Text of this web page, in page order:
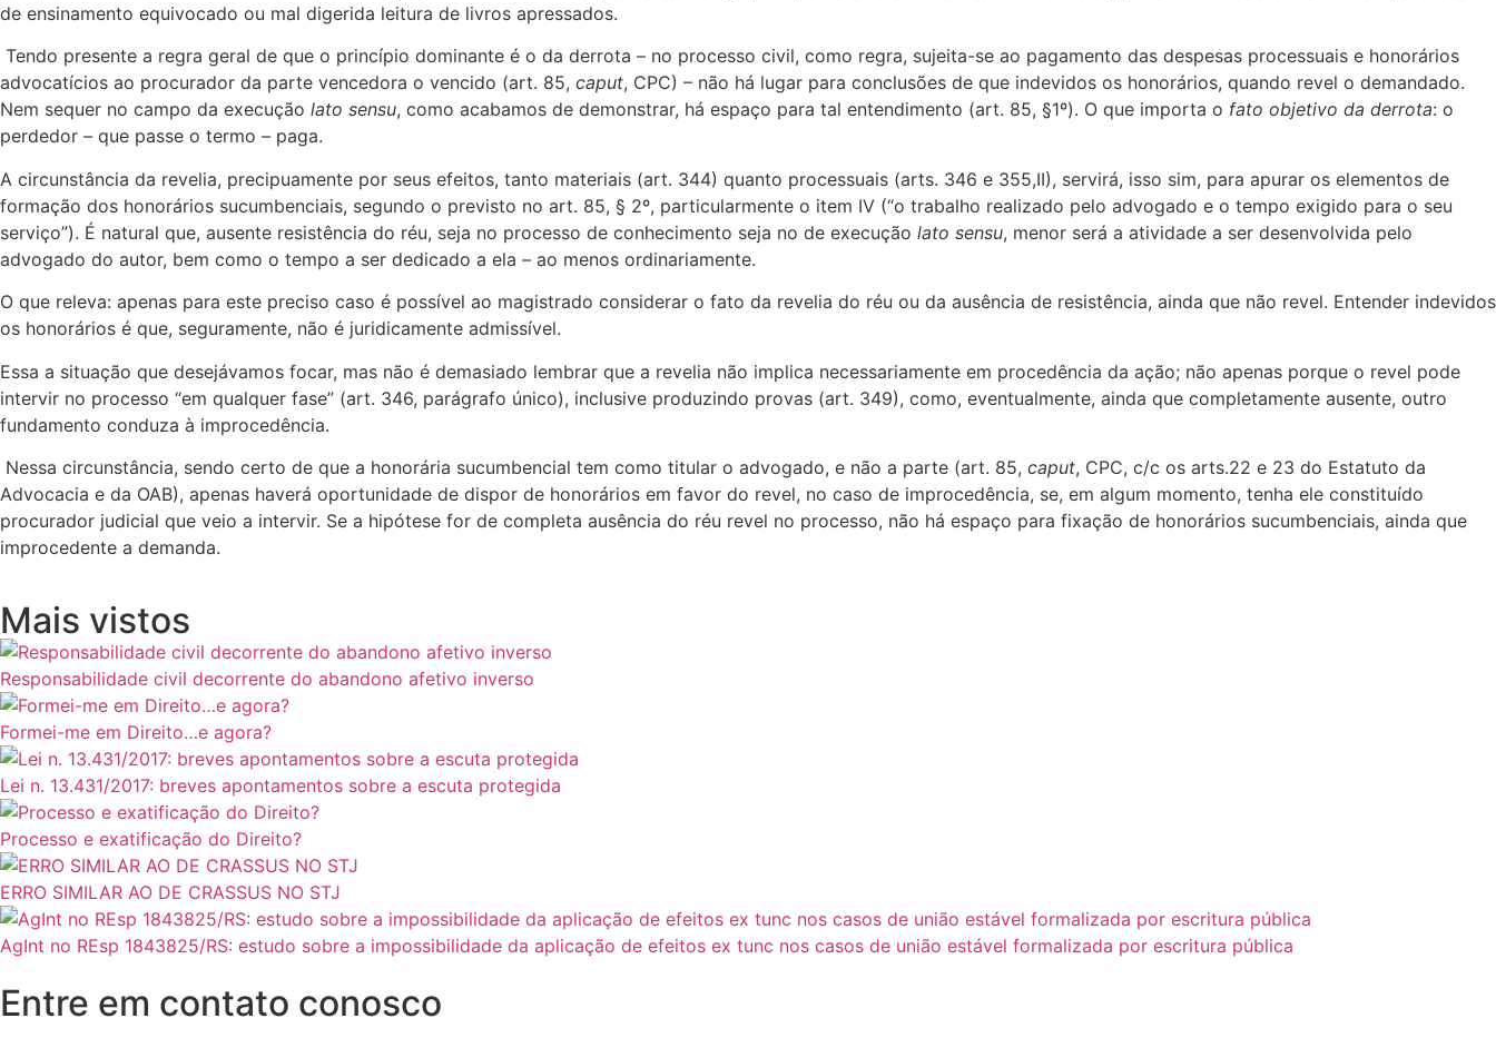
de ensinamento equivocado ou mal digerida leitura de livros apressados.
Tendo presente a regra geral de que o princípio dominante é o da derrota – no processo civil, como regra, sujeita-se ao pagamento das despesas processuais e honorários
advocatícios ao procurador da parte vencedora o vencido (art. 85, caput, CPC) – não há lugar para conclusões de que indevidos os honorários, quando revel o demandado.
Nem sequer no campo da execução lato sensu, como acabamos de demonstrar, há espaço para tal entendimento (art. 85, §1º). O que importa o fato objetivo da derrota: o
perdedor – que passe o termo – paga.
A circunstância da revelia, precipuamente por seus efeitos, tanto materiais (art. 344) quanto processuais (arts. 346 e 355,II), servirá, isso sim, para apurar os elementos de
formação dos honorários sucumbenciais, segundo o previsto no art. 85, § 2º, particularmente o item IV (“o trabalho realizado pelo advogado e o tempo exigido para o seu
serviço”). É natural que, ausente resistência do réu, seja no processo de conhecimento seja no de execução lato sensu, menor será a atividade a ser desenvolvida pelo
advogado do autor, bem como o tempo a ser dedicado a ela – ao menos ordinariamente.
O que releva: apenas para este preciso caso é possível ao magistrado considerar o fato da revelia do réu ou da ausência de resistência, ainda que não revel. Entender indevidos
os honorários é que, seguramente, não é juridicamente admissível.
Essa a situação que desejávamos focar, mas não é demasiado lembrar que a revelia não implica necessariamente em procedência da ação; não apenas porque o revel pode
intervir no processo “em qualquer fase” (art. 346, parágrafo único), inclusive produzindo provas (art. 349), como, eventualmente, ainda que completamente ausente, outro
fundamento conduza à improcedência.
Nessa circunstância, sendo certo de que a honorária sucumbencial tem como titular o advogado, e não a parte (art. 85, caput, CPC, c/c os arts.22 e 23 do Estatuto da
Advocacia e da OAB), apenas haverá oportunidade de dispor de honorários em favor do revel, no caso de improcedência, se, em algum momento, tenha ele constituído
procurador judicial que veio a intervir. Se a hipótese for de completa ausência do réu revel no processo, não há espaço para fixação de honorários sucumbenciais, ainda que
improcedente a demanda.
Mais vistos
Responsabilidade civil decorrente do abandono afetivo inverso
Formei-me em Direito…e agora?
Lei n. 13.431/2017: breves apontamentos sobre a escuta protegida
Processo e exatificação do Direito?
ERRO SIMILAR AO DE CRASSUS NO STJ
AgInt no REsp 1843825/RS: estudo sobre a impossibilidade da aplicação de efeitos ex tunc nos casos de união estável formalizada por escritura pública
Entre em contato conosco